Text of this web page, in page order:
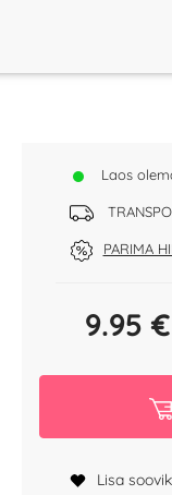
Laos
PARIMA
9.95 €
Lisa